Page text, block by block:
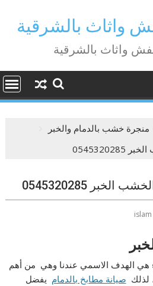
واثاث بالشرقية
واثاث بالشرقية
منجرة خشب بالدمام والخبر
0545320285
هي الهدف الاسمي عندنا وهي من أهم
لذلك صيانة مطابخ بالدمام يفضل